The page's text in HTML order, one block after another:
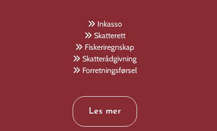
 Inkasso
 Skatterett
 Fiskeriregnskap
 Skatterådgivning
 Forretningsførsel
Les mer